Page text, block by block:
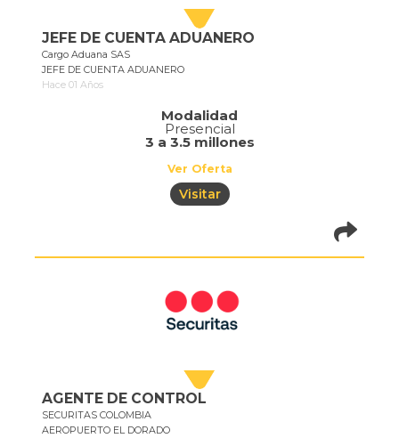
JEFE DE CUENTA ADUANERO
Cargo Aduana SAS
JEFE DE CUENTA ADUANERO
Hace 01 Años
Modalidad
Presencial
3 a 3.5 millones
Ver Oferta
Visitar
AGENTE DE CONTROL
SECURITAS COLOMBIA
AEROPUERTO EL DORADO